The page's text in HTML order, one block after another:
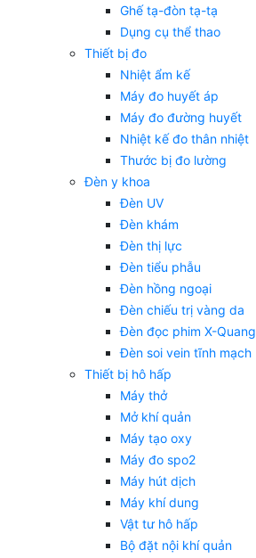
Ghế tạ-đòn tạ-tạ
Dụng cụ thể thao
Thiết bị đo
Nhiệt ẩm kế
Máy đo huyết áp
Máy đo đường huyết
Nhiệt kế đo thân nhiệt
Thước bị đo lường
Đèn y khoa
Đèn UV
Đèn khám
Đèn thị lực
Đèn tiểu phẫu
Đèn hồng ngoại
Đèn chiếu trị vàng da
Đèn đọc phim X-Quang
Đèn soi vein tĩnh mạch
Thiết bị hô hấp
Máy thở
Mở khí quản
Máy tạo oxy
Máy đo spo2
Máy hút dịch
Máy khí dung
Vật tư hô hấp
Bộ đặt nội khí quản